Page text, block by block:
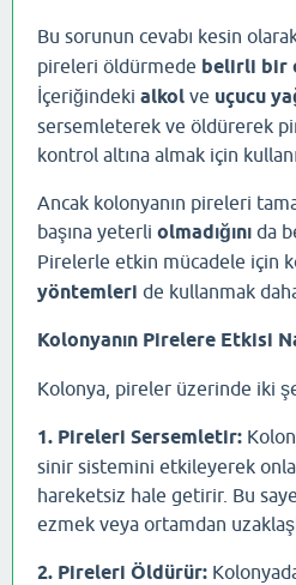
Bu sorunun cevabı kesin
pireleri öldürmede belirli bir
İçeriğindeki alkol ve uçucu
sersemleterek ve öldürerek
kontrol altına almak için
Ancak kolonyanın pireleri
başına yeterli olmadığını da
Pirelerle etkin mücadele için
yöntemleri de kullanmak
Kolonyanın Pirelere Etkisi
Kolonya, pireler üzerinde iki
1. Pireleri Sersemletir:
sinir sistemini etkileyerek
hareketsiz hale getirir. Bu
ezmek veya ortamdan
2. Pireleri Öldürür: